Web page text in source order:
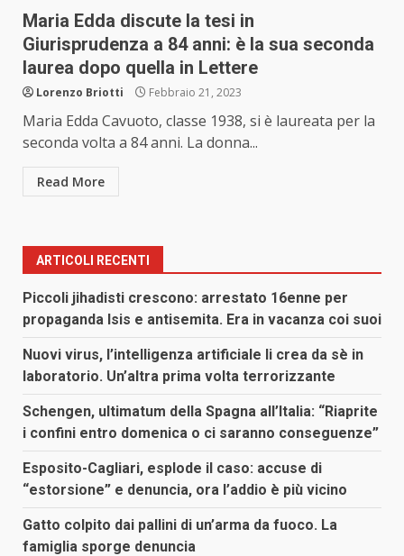
Maria Edda discute la tesi in
Giurisprudenza a 84 anni: è la sua seconda
laurea dopo quella in Lettere
Lorenzo Briotti Febbraio 21, 2023
Maria Edda Cavuoto, classe 1938, si è laureata per la
seconda volta a 84 anni. La donna...
Read More
ARTICOLI RECENTI
Piccoli jihadisti crescono: arrestato 16enne per
propaganda Isis e antisemita. Era in vacanza coi suoi
Nuovi virus, l’intelligenza artificiale li crea da sè in
laboratorio. Un’altra prima volta terrorizzante
Schengen, ultimatum della Spagna all’Italia: “Riaprite
i confini entro domenica o ci saranno conseguenze”
Esposito-Cagliari, esplode il caso: accuse di
“estorsione” e denuncia, ora l’addio è più vicino
Gatto colpito dai pallini di un’arma da fuoco. La
famiglia sporge denuncia